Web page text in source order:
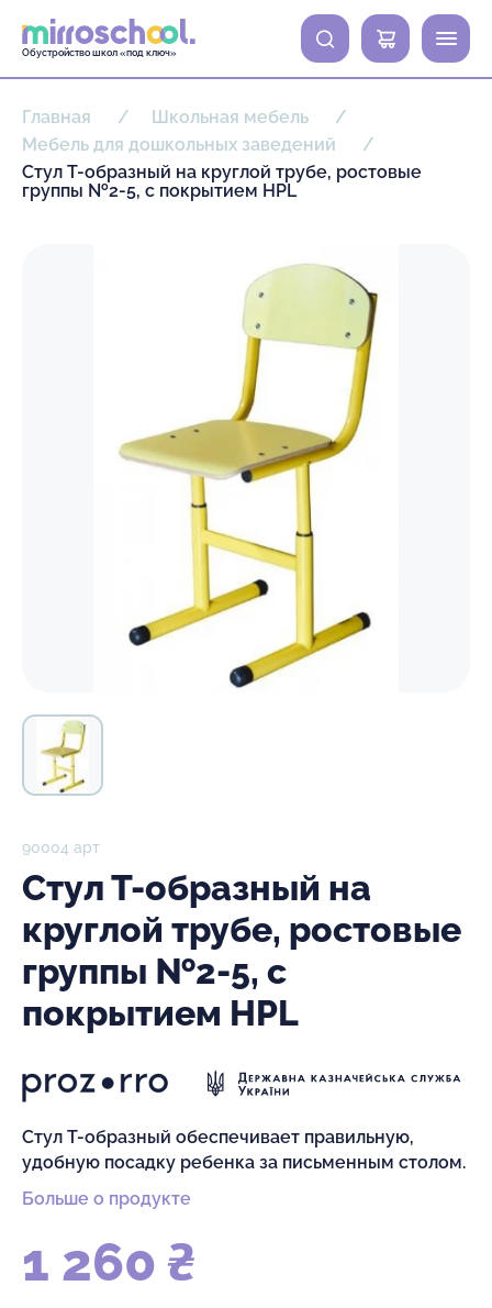
Обустройство школ «под ключ»
0
Главная
Школьная мебель
Мебель для дошкольных заведений
Стул Т-образный на круглой трубе, ростовые
группы №2-5, с покрытием HPL
90004 арт
Стул Т-образный на
круглой трубе, ростовые
группы №2-5, с
покрытием HPL
Стул Т-образный обеспечивает правильную,
удобную посадку ребенка за письменным столом.
Больше о продукте
1 260 ₴